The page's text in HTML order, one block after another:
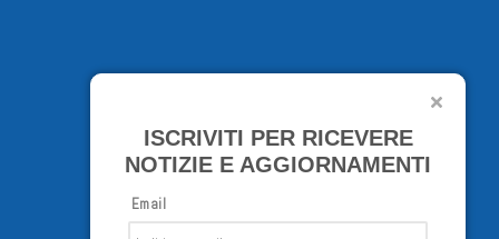
ISCRIVITI PER RICEVERE
NOTIZIE E AGGIORNAMENTI
Email